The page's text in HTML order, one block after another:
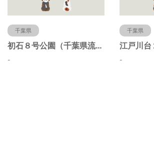
千葉県
初石８号公園（千葉県流山市）
-
千葉県
-